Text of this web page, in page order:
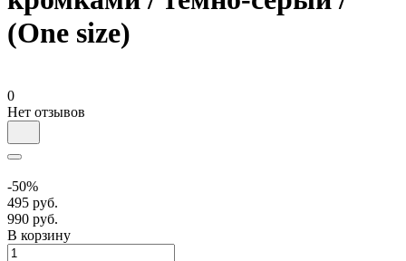
(One size)
0
Нет отзывов
-50%
495 руб.
990 руб.
В корзину